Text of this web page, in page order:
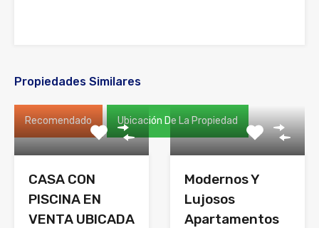
Propiedades Similares
Recomendado Ubicación De La Propiedad
CASA CON
PISCINA EN
VENTA UBICADA
Modernos Y
Lujosos
Apartamentos